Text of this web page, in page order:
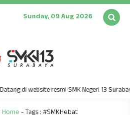
Sunday, 09 Aug 2026
di website resmi SMK Negeri 13 Surabaya |
Home- Tags :#SMKHebat